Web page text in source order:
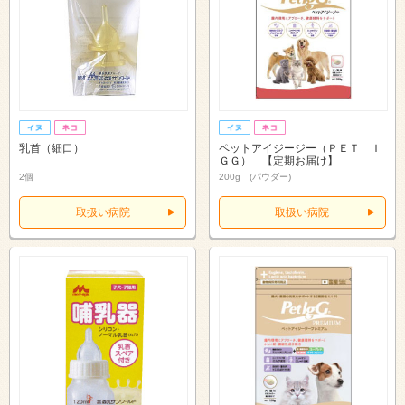
乳首（細口）
2個
取扱い病院
ペットアイジージー（ＰＥＴ Ｉ
ＧＧ） 【定期お届け】
200g (パウダー)
取扱い病院